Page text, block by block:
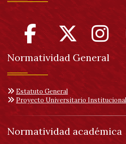
Normatividad General
Estatuto General
Proyecto Universitario
Normatividad académica